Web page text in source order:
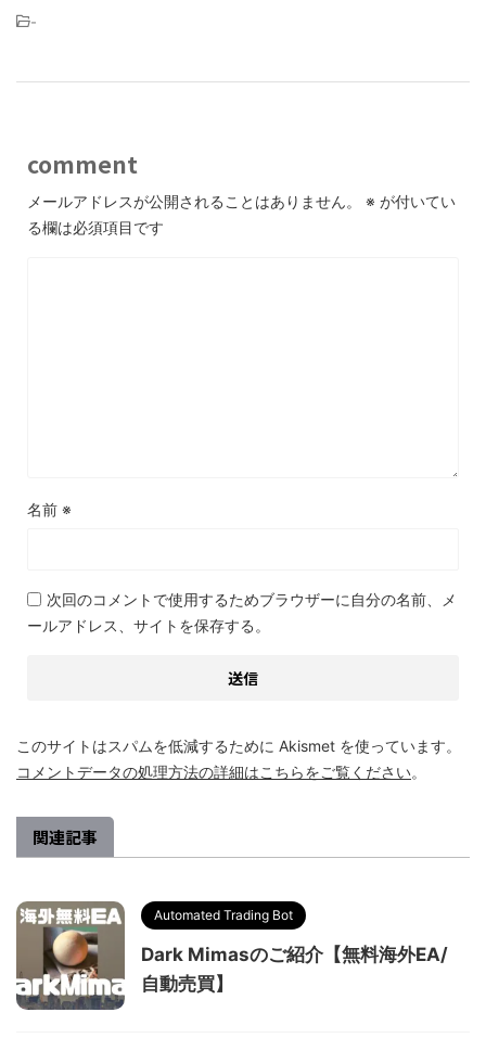
-
comment
メールアドレスが公開されることはありません。 ※ が付いてい
る欄は必須項目です
名前 ※
次回のコメントで使用するためブラウザーに自分の名前、メ
ールアドレス、サイトを保存する。
このサイトはスパムを低減するために Akismet を使っています。
コメントデータの処理方法の詳細はこちらをご覧ください。
関連記事
Automated Trading Bot
Dark Mimasのご紹介【無料海外EA/
自動売買】